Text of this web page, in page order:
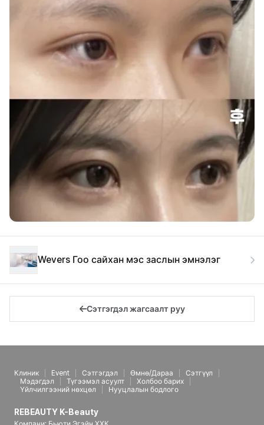
Wevers Гоо сайхан мэс заслын эмнэлэг
Сэтгэгдэл жагсаалт руу
Клиник Event Сэтгэгдэл Өмнө/Дараа
Сэтгүүл
Мэдэгдэл
Түгээмэл асуулт
Холбоо барих
Үйлчилгээний нөхцөл
Нууцлалын бодлого
REBEAUTY K-Beauty